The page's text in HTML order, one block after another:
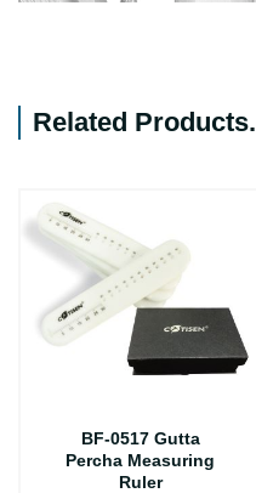
Related Products.
BF-0517 Gutta
Percha Measuring
Ruler